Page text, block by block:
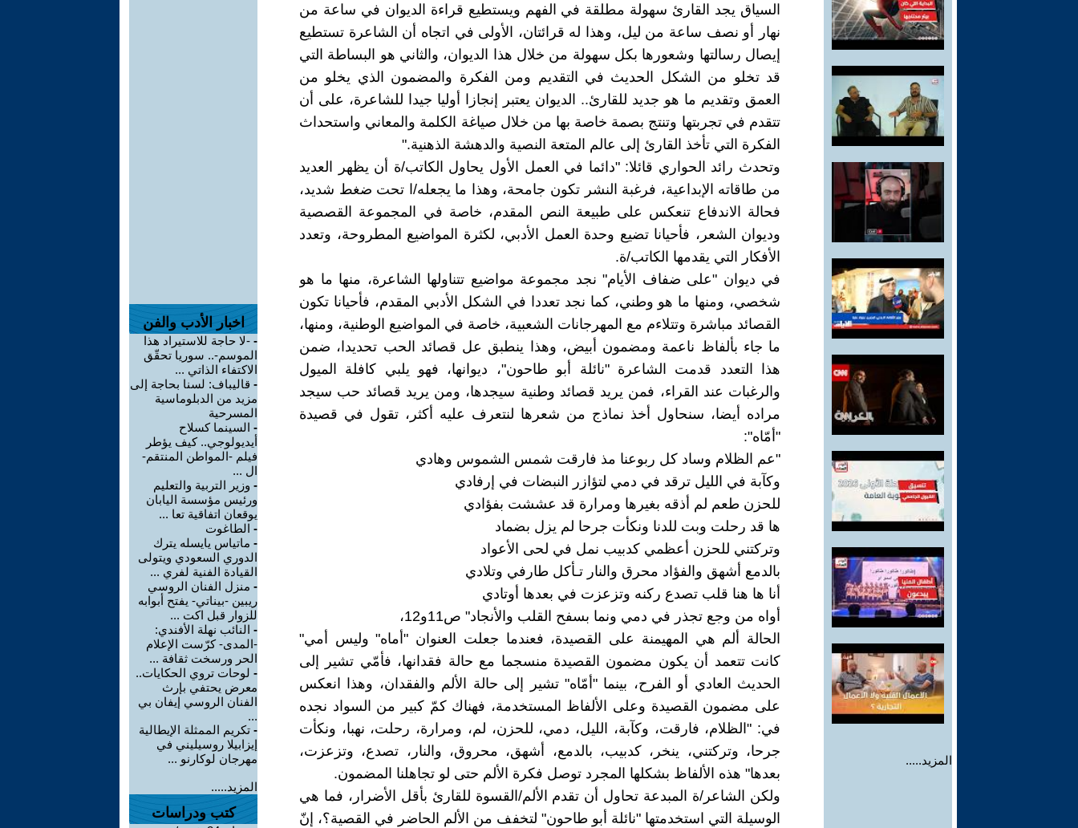
المزيد.....
السياق يجد القارئ سهولة مطلقة في الفهم ويستطيع قراءة الديوان في ساعة من
نهار أو نصف ساعة من ليل، وهذا له قرائتان، الأولى في اتجاه أن الشاعرة تستطيع
إيصال رسالتها وشعورها بكل سهولة من خلال هذا الديوان، والثاني هو البساطة التي
قد تخلو من الشكل الحديث في التقديم ومن الفكرة والمضمون الذي يخلو من
العمق وتقديم ما هو جديد للقارئ.. الديوان يعتبر إنجازا أوليا جيدا للشاعرة، على أن
تتقدم في تجربتها وتنتج بصمة خاصة بها من خلال صياغة الكلمة والمعاني واستحداث
الفكرة التي تأخذ القارئ إلى عالم المتعة النصية والدهشة الذهنية."
وتحدث رائد الحواري قائلا: "دائما في العمل الأول يحاول الكاتب/ة أن يظهر العديد
من طاقاته الإبداعية، فرغبة النشر تكون جامحة، وهذا ما يجعله/ا تحت ضغط شديد،
فحالة الاندفاع تنعكس على طبيعة النص المقدم، خاصة في المجموعة القصصية
وديوان الشعر، فأحيانا تضيع وحدة العمل الأدبي، لكثرة المواضيع المطروحة، وتعدد
الأفكار التي يقدمها الكاتب/ة.
في ديوان "على ضفاف الأيام" نجد مجموعة مواضيع تتناولها الشاعرة، منها ما هو
شخصي، ومنها ما هو وطني، كما نجد تعددا في الشكل الأدبي المقدم، فأحيانا تكون
القصائد مباشرة وتتلاءم مع المهرجانات الشعبية، خاصة في المواضيع الوطنية، ومنها،
ما جاء بألفاظ ناعمة ومضمون أبيض، وهذا ينطبق عل قصائد الحب تحديدا، ضمن
هذا التعدد قدمت الشاعرة "نائلة أبو طاحون"، ديوانها، فهو يلبي كافلة الميول
والرغبات عند القراء، فمن يريد قصائد وطنية سيجدها، ومن يريد قصائد حب سيجد
مراده أيضا، سنحاول أخذ نماذج من شعرها لنتعرف عليه أكثر، تقول في قصيدة
"أمّاه":
"عم الظلام وساد كل ربوعنا مذ فارقت شمس الشموس وهادي
وكآبة في الليل ترقد في دمي لتؤازر النبضات في إرفادي
للحزن طعم لم أذقه بغيرها ومرارة قد عششت بفؤادي
ها قد رحلت وبت للدنا ونكأت جرحا لم يزل بضماد
وتركتني للحزن أعظمي كدبيب نمل في لحى الأعواد
بالدمع أشهق والفؤاد محرق والنار تـأكل طارفي وتلادي
أنا ها هنا قلب تصدع ركنه وتزعزت في بعدها أوتادي
أواه من وجع تجذر في دمي ونما بسفح القلب والأنجاد" ص11و12،
الحالة ألم هي المهيمنة على القصيدة، فعندما جعلت العنوان "أماه" وليس أمي"
كانت تتعمد أن يكون مضمون القصيدة منسجما مع حالة فقدانها، فأمّي تشير إلى
الحديث العادي أو الفرح، بينما "أمّاه" تشير إلى حالة الألم والفقدان، وهذا انعكس
على مضمون القصيدة وعلى الألفاظ المستخدمة، فهناك كمّ كبير من السواد نجده
في: "الظلام، فارقت، وكآبة، الليل، دمي، للحزن، لم، ومرارة، رحلت، نهبا، ونكأت
جرحا، وتركتني، ينخر، كدبيب، بالدمع، أشهق، محروق، والنار، تصدع، وتزعزت،
بعدها" هذه الألفاظ بشكلها المجرد توصل فكرة الألم حتى لو تجاهلنا المضمون.
ولكن الشاعر/ة المبدعة تحاول أن تقدم الألم/القسوة للقارئ بأقل الأضرار، فما هي
الوسيلة التي استخدمتها "نائلة أبو طاحون" لتخفف من الألم الحاضر في القصية؟، إنّ
اخبار الأدب والفن
- -لا حاجة للاستيراد هذا
الموسم-.. سوريا تحقّق
الاكتفاء الذاتي ...
- قاليباف: لسنا بحاجة إلى
مزيد من الدبلوماسية
المسرحية
- السينما كسلاح
أيديولوجي.. كيف يؤطر
فيلم -المواطن المنتقم-
ال ...
- وزير التربية والتعليم
ورئيس مؤسسة اليابان
يوقعان اتفاقية تعا ...
- الطاغوت
- ماتياس يايسله يترك
الدوري السعودي ويتولى
القيادة الفنية لفري ...
- منزل الفنان الروسي
ريبين -بيناتي- يفتح أبوابه
للزوار قبل اكت ...
- النائب نهلة الأفندي:
-المدى- كرّست الإعلام
الحر ورسخت ثقافة ...
- لوحات تروي الحكايات..
معرض يحتفي بإرث
الفنان الروسي إيفان بي
...
- تكريم الممثلة الإيطالية
إيزابيلا روسيليني في
مهرجان لوكارنو ...
المزيد.....
كتب ودراسات